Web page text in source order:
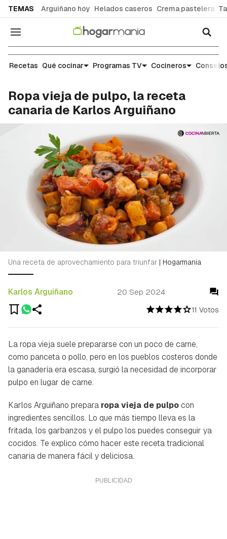
TEMAS Arguiñano hoy Helados caseros Crema pastelera
Navegación
Recetas
Recetas Qué cocinar Programas TV Cocineros
Ropa vieja de pulpo, la receta
canaria de Karlos Arguiñano
11 Votos
Karlos Arguiñano 20 Sep 2024
Una receta de aprovechamiento para triunfar | Hogarmania
La ropa vieja suele prepararse con un poco de carne,
como panceta o pollo, pero en los pueblos costeros donde
la ganadería era escasa, surgió la necesidad de incorporar
pulpo en lugar de carne.
Karlos Arguiñano prepara ropa vieja de pulpocon
ingredientes sencillos. Lo que más tiempo lleva es la
fritada, los garbanzos y el pulpo los puedes conseguir ya
cocidos. Te explico cómo hacer este receta tradicional
canaria de manera fácil y deliciosa.